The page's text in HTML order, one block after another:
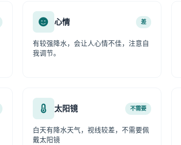
心情 差
有较强降水，会让人心情不佳，注意自
我调节。
太阳镜 不需要
白天有降水天气，视线较差，不需要佩
戴太阳镜